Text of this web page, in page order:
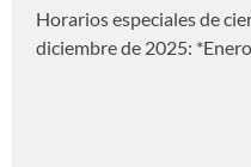
Horarios especiales de
diciembre de 2025: